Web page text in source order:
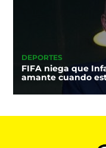
DEPORTES
FIFA niega que
amante cuando